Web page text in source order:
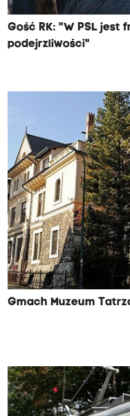
Gość RK: "W PSL jest
podejrzliwości"
Gmach Muzeum